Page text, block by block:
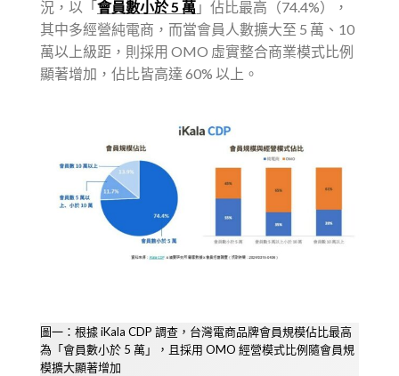
況，以「會員數小於 5 萬 」佔比最高（74.4%），
其中多經營純電商，而當會員人數擴大至 5 萬、10
萬以上級距，則採用 OMO 虛實整合商業模式比例
顯著增加，佔比皆高達 60% 以上。
圖一：根據 iKala CDP 調查，台灣電商品牌會員規模佔比最高
為「會員數小於 5 萬」，且採用 OMO 經營模式比例隨會員規
模擴大顯著增加